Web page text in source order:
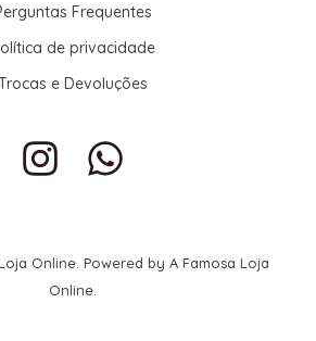
Frequentes
de privacidade
e Devoluções
Online. Powered by A Famosa Loja
Online.